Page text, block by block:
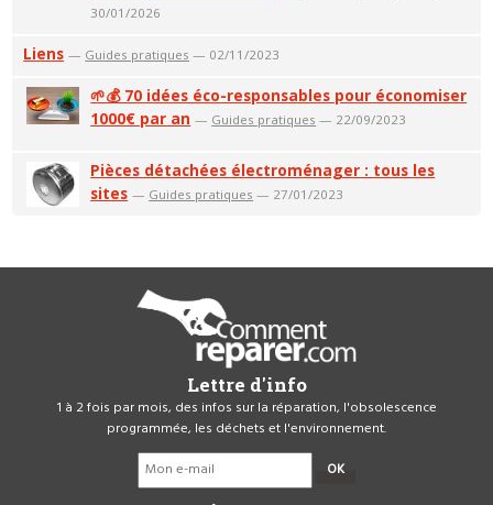
30/01/2026
Liens — Guides pratiques — 02/11/2023
🌱💰 70 idées éco-responsables pour économiser
1000€ par an — Guides pratiques — 22/09/2023
Pièces détachées électroménager : tous les
sites — Guides pratiques — 27/01/2023
Lettre d'info
1 à 2 fois par mois, des infos sur la réparation, l'obsolescence
programmée, les déchets et l'environnement.
OK